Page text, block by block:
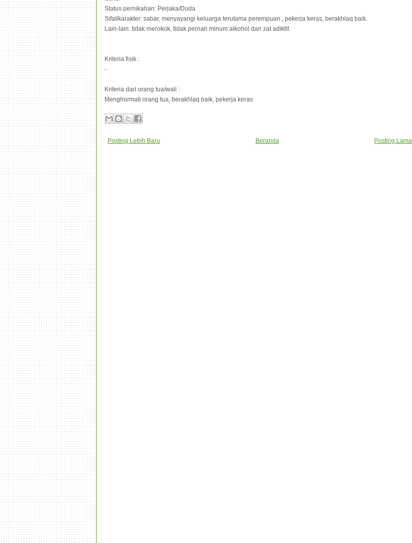
Status pernikahan: Perjaka/Duda
Sifat/karakter: sabar, menyayangi keluarga terutama perempuan , pekerja keras, berakhlaq baik.
Lain-lain: tidak merokok, tidak pernah minum alkohol dan zat adiktif.
Kriteria fisik :
-
Kriteria dari orang tua/wali :
Menghormati orang tua, berakhlaq baik, pekerja keras
Posting Lebih Baru Posting Lama
Beranda